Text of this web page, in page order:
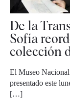
De la
Sofía
colección
El Museo
presentado este
[…]